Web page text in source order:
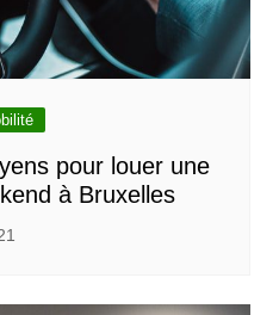
pour louer une
à Bruxelles